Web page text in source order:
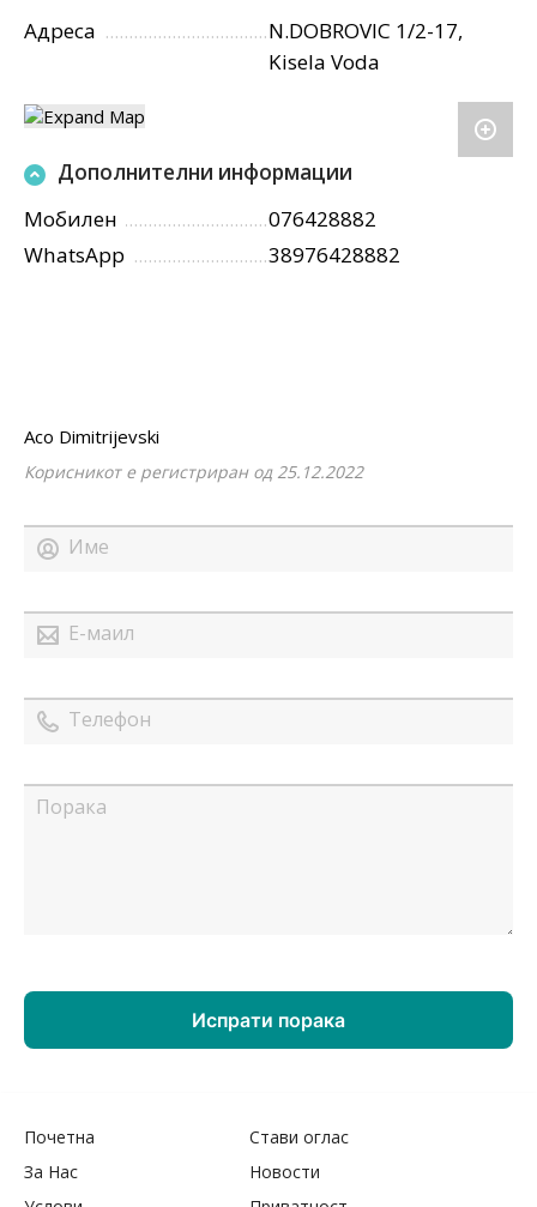
Адреса
N.DOBROVIC 1/2-17,
Kisela Voda
Дополнителни информации
Мобилен
076428882
WhatsApp
38976428882
Aco Dimitrijevski
Корисникот е регистриран од 25.12.2022
Почетна
Стави оглас
За Нас
Новости